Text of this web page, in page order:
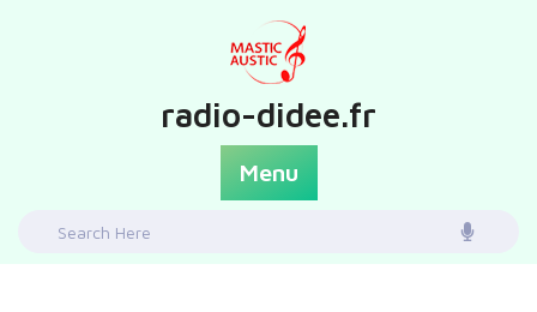
radio-didee.fr
Menu
Search